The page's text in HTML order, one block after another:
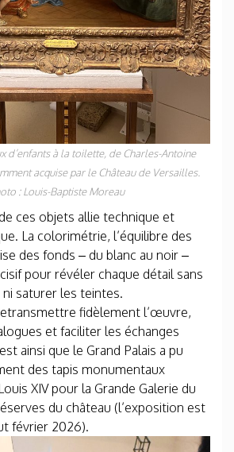
d’enfants à la toilette, de Charles-Antoine
acquise par le Château de Versailles.
: Louis-Baptiste Moreau
ces objets allie technique et
La colorimétrie, l’équilibre des
des fonds – du blanc au noir –
pour révéler chaque détail sans
saturer les teintes.
fidèlement l’œuvre,
et faciliter les échanges
ainsi que le Grand Palais a pu
des tapis monumentaux
XIV pour la Grande Galerie du
du château (l’exposition est
février 2026).